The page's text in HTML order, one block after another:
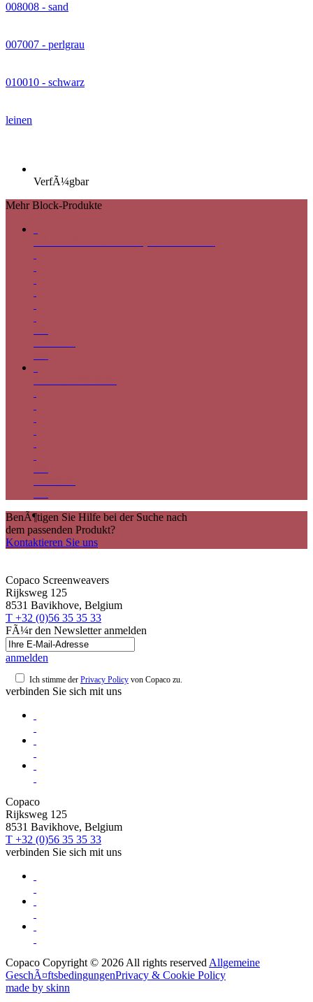
008008 - sand
007007 - perlgrau
010010 - schwarz
leinen
VerfÃ¼gbar
Mehr Block-Produkte
BenÃ¶tigen Sie Hilfe bei der Suche nach
dem passenden Produkt?
Kontaktieren Sie uns
Copaco Screenweavers
Rijksweg 125
8531 Bavikhove, Belgium
T +32 (0)56 35 35 33
FÃ¼r den Newsletter anmelden
anmelden
Ich stimme der Privacy Policy von Copaco zu.
verbinden Sie sich mit uns
Copaco
Rijksweg 125
8531 Bavikhove, Belgium
T +32 (0)56 35 35 33
verbinden Sie sich mit uns
Copaco Copyright © 2026 All rights reserved Allgemeine
GeschÃ¤ftsbedingungenPrivacy & Cookie Policy
made by skinn